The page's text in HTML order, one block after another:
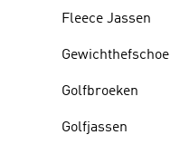
Fleece Jassen
Golfbroeken
Golfjassen